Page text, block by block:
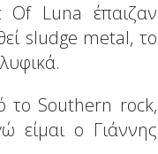
Of Luna έπαιζαν
sludge metal, το
το Southern rock,
είμαι ο Γιάννης